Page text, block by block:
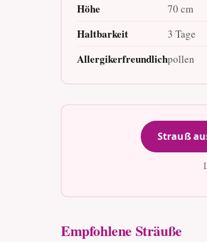
Höhe 70 cm
Haltbarkeit 3 Tage
Allergikerfreundlichpollen
Strauß
Empfohlene Sträuße